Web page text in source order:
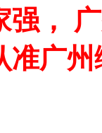
强，
准广